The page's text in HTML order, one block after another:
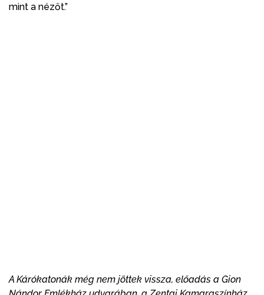
mint a nézőt.”
A Kárókatonák még nem jöttek vissza, előadás a Gion